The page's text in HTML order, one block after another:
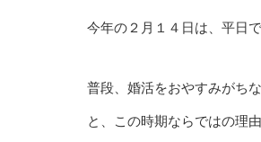
今年の２月１４日は、平日
普段、婚活をおやすみがち
と、この時期ならではの理